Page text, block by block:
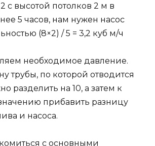
с высотой потолков 2 м в
5 часов, нам нужен насос
(8×2) / 5 = 3,2 куб м/ч
необходимое давление.
трубы, по которой отводится
разделить на 10, а затем к
прибавить разницу
и насоса.
с основными